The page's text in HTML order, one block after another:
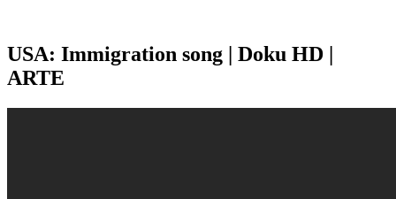
USA: Immigration song | Doku HD |
ARTE